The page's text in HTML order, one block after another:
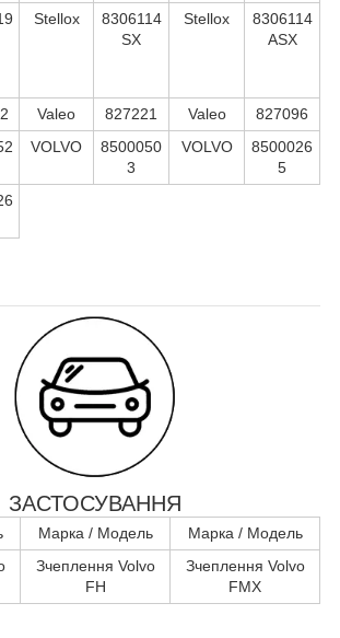
Stellox
8306114
SX
Stellox
8306114
ASX
Valeo 827221 Valeo
827096
VOLVO
8500050
3
VOLVO
8500026
5
ЗАСТОСУВАННЯ
Марка / Модель
Марка / Модель
Зчеплення Volvo
FH
Зчеплення Volvo
FMX